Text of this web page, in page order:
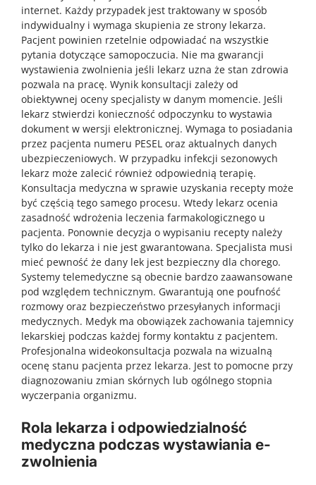
internet. Każdy przypadek jest traktowany w sposób
indywidualny i wymaga skupienia ze strony lekarza.
Pacjent powinien rzetelnie odpowiadać na wszystkie
pytania dotyczące samopoczucia. Nie ma gwarancji
wystawienia zwolnienia jeśli lekarz uzna że stan zdrowia
pozwala na pracę. Wynik konsultacji zależy od
obiektywnej oceny specjalisty w danym momencie. Jeśli
lekarz stwierdzi konieczność odpoczynku to wystawia
dokument w wersji elektronicznej. Wymaga to posiadania
przez pacjenta numeru PESEL oraz aktualnych danych
ubezpieczeniowych. W przypadku infekcji sezonowych
lekarz może zalecić również odpowiednią terapię.
Konsultacja medyczna w sprawie uzyskania recepty może
być częścią tego samego procesu. Wtedy lekarz ocenia
zasadność wdrożenia leczenia farmakologicznego u
pacjenta. Ponownie decyzja o wypisaniu recepty należy
tylko do lekarza i nie jest gwarantowana. Specjalista musi
mieć pewność że dany lek jest bezpieczny dla chorego.
Systemy telemedyczne są obecnie bardzo zaawansowane
pod względem technicznym. Gwarantują one poufność
rozmowy oraz bezpieczeństwo przesyłanych informacji
medycznych. Medyk ma obowiązek zachowania tajemnicy
lekarskiej podczas każdej formy kontaktu z pacjentem.
Profesjonalna wideokonsultacja pozwala na wizualną
ocenę stanu pacjenta przez lekarza. Jest to pomocne przy
diagnozowaniu zmian skórnych lub ogólnego stopnia
wyczerpania organizmu.
Rola lekarza i odpowiedzialność
medyczna podczas wystawiania e-
zwolnienia